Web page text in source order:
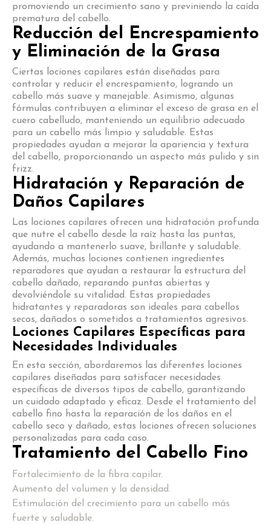
promoviendo un crecimiento sano y previniendo la caída
prematura del cabello.
Reducción del Encrespamiento
y Eliminación de la Grasa
Ciertas lociones capilares están diseñadas para
controlar y reducir el encrespamiento, logrando un
cabello más suave y manejable. Asimismo, algunas
fórmulas contribuyen a eliminar el exceso de grasa en el
cuero cabelludo, manteniendo un equilibrio adecuado
para un cabello más limpio y saludable. Estas
propiedades ayudan a mejorar la apariencia y textura
del cabello, proporcionando un aspecto más pulido y sin
frizz.
Hidratación y Reparación de
Daños Capilares
Las lociones capilares ofrecen una hidratación profunda
que nutre el cabello desde la raíz hasta las puntas,
ayudando a mantenerlo suave, brillante y saludable.
Además, muchas lociones contienen ingredientes
reparadores que ayudan a restaurar la estructura del
cabello dañado, reparando puntas abiertas y
devolviéndole su vitalidad. Estas propiedades
hidratantes y reparadoras son ideales para cabellos
secos, dañados o sometidos a tratamientos agresivos.
Lociones Capilares Específicas para
Necesidades Individuales
En esta sección, abordaremos las diferentes lociones
capilares diseñadas para satisfacer necesidades
específicas de diversos tipos de cabello, garantizando
un cuidado adaptado y eficaz. Desde el tratamiento del
cabello fino hasta la reparación de los daños en el
cabello seco y dañado, estas lociones ofrecen soluciones
personalizadas para cada caso.
Tratamiento del Cabello Fino
Fortalecimiento de la fibra capilar.
Aumento del volumen y la densidad.
Estimulación del crecimiento para un cabello más
fuerte y saludable.